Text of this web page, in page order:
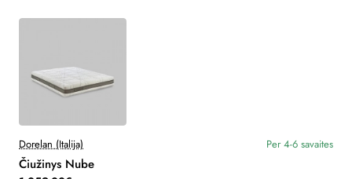
Dorelan (Italija) Per 4-6 savaites
Čiužinys Nube